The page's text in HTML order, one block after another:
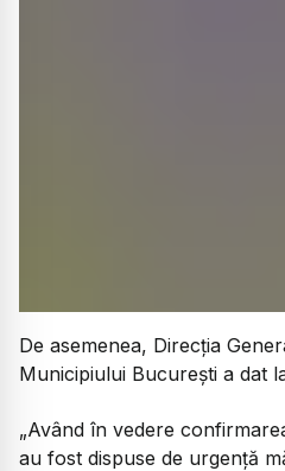
De asemenea, Direcția
Municipiului București a dat
„Având în vedere
au fost dispuse de urgență